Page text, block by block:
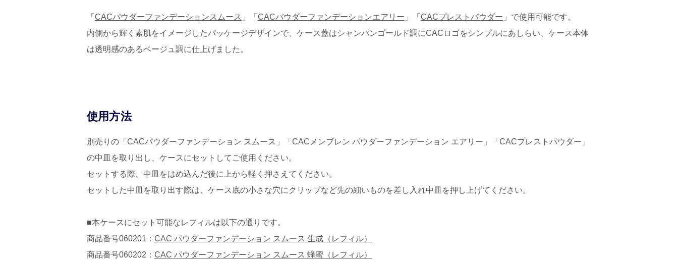
「 CACパウダーファンデーションスムース 」「 CACパウダーファンデーションエアリー 」「 CACプレストパウダー 」で使用可能です。
内側から輝く素肌をイメージしたパッケージデザインで、ケース蓋はシャンパンゴールド調にCACロゴをシンプルにあしらい、ケース本体
は透明感のあるベージュ調に仕上げました。
使用方法
別売りの「CACパウダーファンデーション スムース」「CACメンブレン パウダーファンデーション エアリー」「CACプレストパウダー」
の中皿を取り出し、ケースにセットしてご使用ください。
セットする際、中皿をはめ込んだ後に上から軽く押さえてください。
セットした中皿を取り出す際は、ケース底の小さな穴にクリップなど先の細いものを差し入れ中皿を押し上げてください。
■本ケースにセット可能なレフィルは以下の通りです。
商品番号060201： CAC パウダーファンデーション スムース 生成（レフィル）
商品番号060202： CAC パウダーファンデーション スムース 蜂蜜（レフィル）